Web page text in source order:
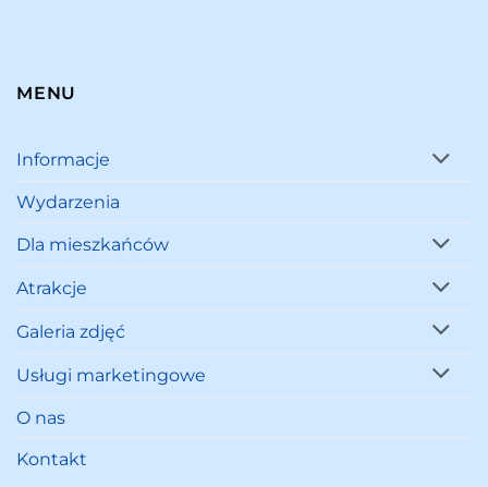
MENU
Informacje
Wydarzenia
Dla mieszkańców
Atrakcje
Galeria zdjęć
Usługi marketingowe
O nas
Kontakt